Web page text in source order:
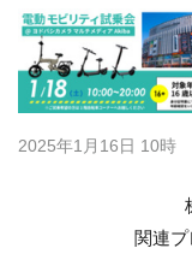
2025年1月16日 10時
関連